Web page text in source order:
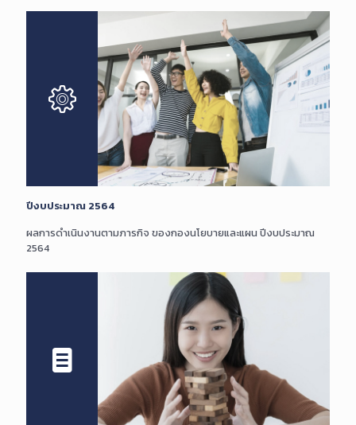
ปีงบประมาณ 2564
ผลการดำเนินงานตามภารกิจ ของกองนโยบายและแผน ปีงบประมาณ
2564